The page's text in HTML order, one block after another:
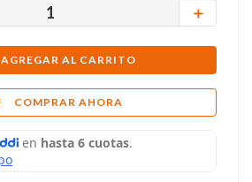
＋
AGREGAR AL CARRITO
COMPRAR AHORA